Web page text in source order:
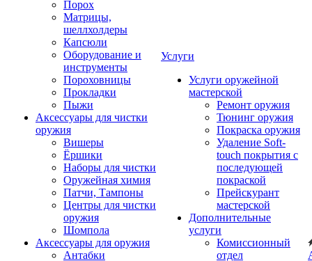
Порох
Матрицы,
шеллхолдеры
Капсюли
Оборудование и
инструменты
Пороховницы
Прокладки
Пыжи
Аксессуары для чистки
оружия
Вишеры
Ёршики
Наборы для чистки
Оружейная химия
Патчи, Тампоны
Центры для чистки
оружия
Шомпола
Аксессуары для оружия
Антабки
Услуги
Услуги оружейной
мастерской
Ремонт оружия
Тюнинг оружия
Покраска оружия
Удаление Soft-
touch покрытия с
последующей
покраской
Прейскурант
мастерской
Дополнительные
услуги
Комиссионный
отдел